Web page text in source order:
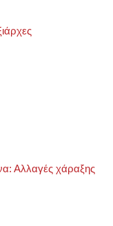
Αλλαγές χάραξης